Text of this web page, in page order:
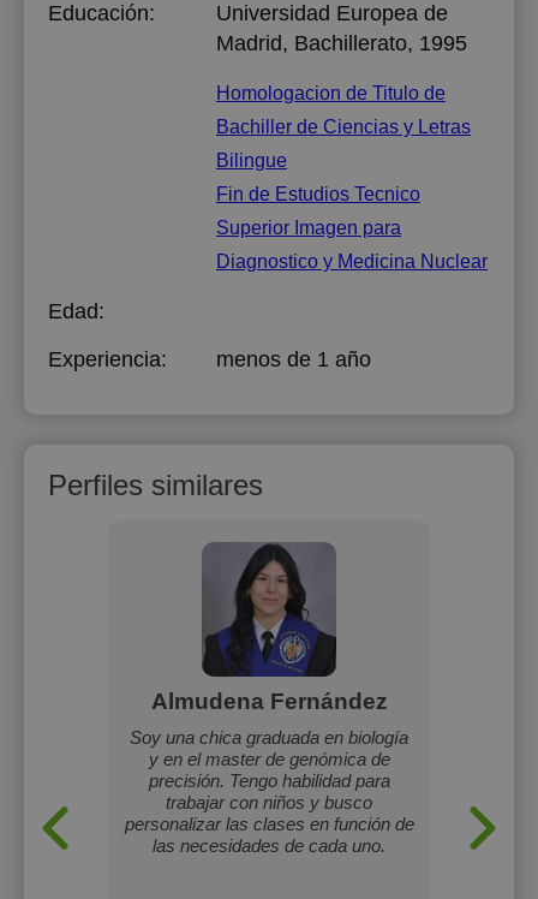
Educación:
Universidad Europea de
Madrid, Bachillerato, 1995
Homologacion de Titulo de
Bachiller de Ciencias y Letras
Bilingue
Fin de Estudios Tecnico
Superior Imagen para
Diagnostico y Medicina Nuclear
Edad:
Experiencia:
menos de 1 año
Perfiles similares
Almudena Fernández
Soy una chica graduada en biología
y en el master de genómica de
precisión. Tengo habilidad para
trabajar con niños y busco
personalizar las clases en función de
las necesidades de cada uno.